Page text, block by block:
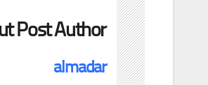
Post Author
almadar